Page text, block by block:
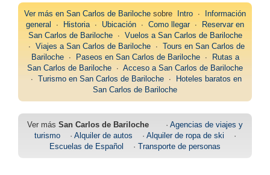
Ver más en San Carlos de Bariloche sobre Intro ∙
Información
general
∙ Historia∙ Ubicación ∙ Como llegar∙
Reservar en
San Carlos de Bariloche∙ Vuelos a San Carlos de Bariloche
∙ Viajes a San Carlos de Bariloche∙ Tours en San Carlos de
Bariloche∙ Paseos en San Carlos de Bariloche∙
Rutas a
San Carlos de Bariloche ∙ Acceso a San Carlos de Bariloche
∙ Turismo en San Carlos de Bariloche ∙
Hoteles baratos en
San Carlos de Bariloche
Ver más San Carlos de Bariloche · Agencias de viajes y
turismo· Alquiler de autos · Alquiler de ropa de ski ·
Escuelas de Español
· Transporte de personas